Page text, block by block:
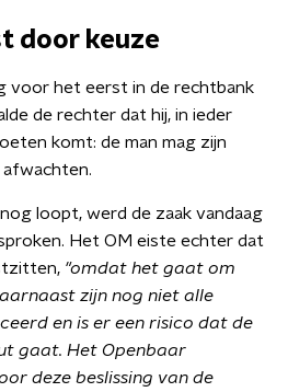
door keuze
voor het eerst in de rechtbank
de rechter dat hij, in ieder
komt: de man mag zijn
afwachten.
loopt, werd de zaak vandaag
Het OM eiste echter dat
"omdat het gaat om
zijn nog niet alle
en is er een risico dat de
gaat. Het Openbaar
deze beslissing van de